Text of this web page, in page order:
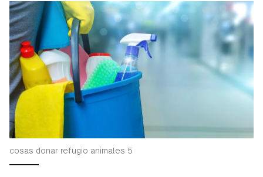
cosas donar refugio animales 5